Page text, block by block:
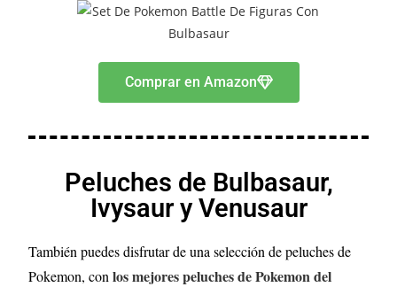
Comprar en Amazon
Peluches de Bulbasaur,
Ivysaur y Venusaur
También puedes disfrutar de una selección de peluches de
Pokemon, conlos mejores peluches de Pokemon del